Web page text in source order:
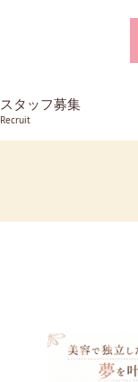
スタッフ募集
Recruit